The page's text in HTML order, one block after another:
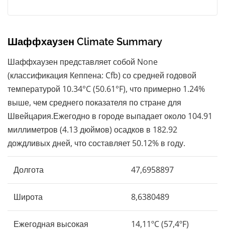
Шаффхаузен Climate Summary
Шаффхаузен представляет собой None
(классификация Кеппена: Cfb) со средней годовой
температурой 10.34°C (50.61°F), что примерно 1.24%
выше, чем среднего показателя по стране для
Швейцария.Ежегодно в городе выпадает около 104.91
миллиметров (4.13 дюймов) осадков в 182.92
дождливых дней, что составляет 50.12% в году.
Долгота 47,6958897
Широта 8,6380489
Ежегодная высокая
14,11ºC (57,4ºF)